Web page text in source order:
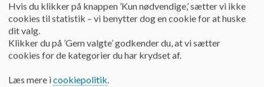
Dette er Vestermarkskolens kerneopgave.
Hvordan vil vi
af ordentlighed i mødet med elever, forældre, personale,
Hvis du klikker på knappen ’Kun nødvendige,’ sætter vi ikke
cookies til statistik – vi benytter dog en cookie for at huske
dit valg.
Klikker du på ’Gem valgte’ godkender du, at vi sætter
cookies for de kategorier du har krydset af.
Læs mere icookiepolitik.